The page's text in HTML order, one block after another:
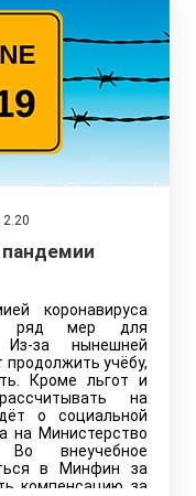
пандемии
коронавируса
ряд мер для
Из-за нынешней
продолжить учёбу,
Кроме льгот и
на
о социальной
на Министерство
внеучебное
в Минфин за
компенсацию за